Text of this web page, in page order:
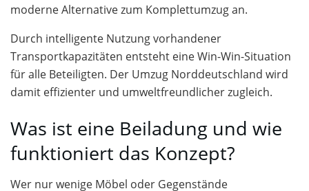
moderne Alternative zum Komplettumzug an.
Durch intelligente Nutzung vorhandener
Transportkapazitäten entsteht eine Win-Win-Situation
für alle Beteiligten. Der Umzug Norddeutschland wird
damit effizienter und umweltfreundlicher zugleich.
Was ist eine Beiladung und wie
funktioniert das Konzept?
Wer nur wenige Möbel oder Gegenstände